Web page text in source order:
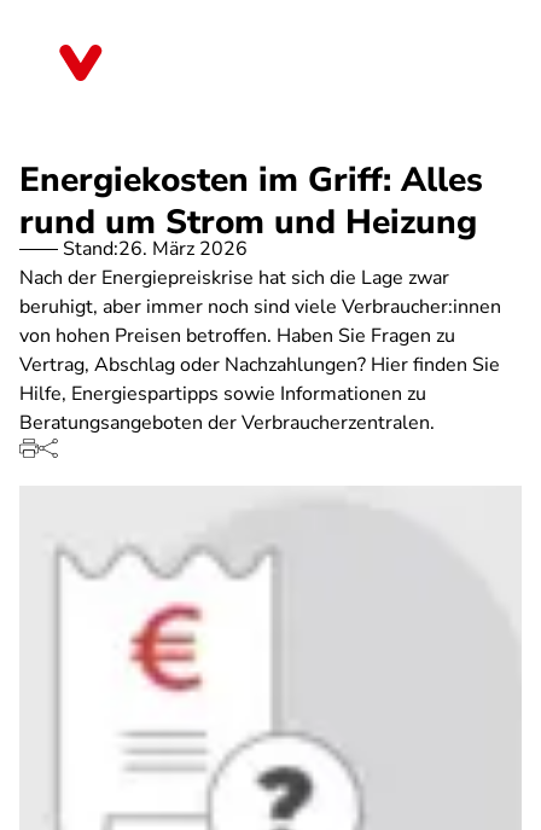
Energiekosten im Griff: Alles
rund um Strom und Heizung
Stand:26. März 2026
Nach der Energiepreiskrise hat sich die Lage zwar
beruhigt, aber immer noch sind viele Verbraucher:innen
von hohen Preisen betroffen. Haben Sie Fragen zu
Vertrag, Abschlag oder Nachzahlungen? Hier finden Sie
Hilfe, Energiespartipps sowie Informationen zu
Beratungsangeboten der Verbraucherzentralen.